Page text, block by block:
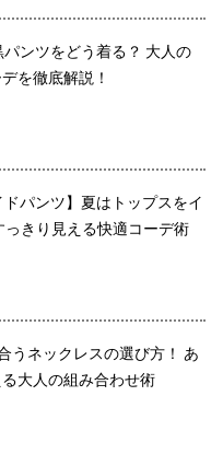
ンツをどう着る？ 大人の
を徹底解説！
ドパンツ】夏はトップスをイ
っきり見える快適コーデ術
うネックレスの選び方！ あ
大人の組み合わせ術